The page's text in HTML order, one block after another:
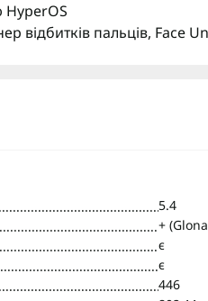
відбитків пальців, Face
5.4
+
є
є
446